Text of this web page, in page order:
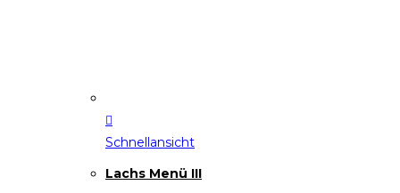
Schnellansicht
Lachs Menü III